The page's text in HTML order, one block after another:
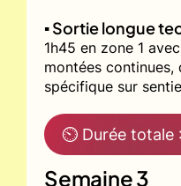
▪️ Sortie longue
1h45 en zone 1
montées continues,
spécifique sur
⏲ Durée totale
Semaine 3